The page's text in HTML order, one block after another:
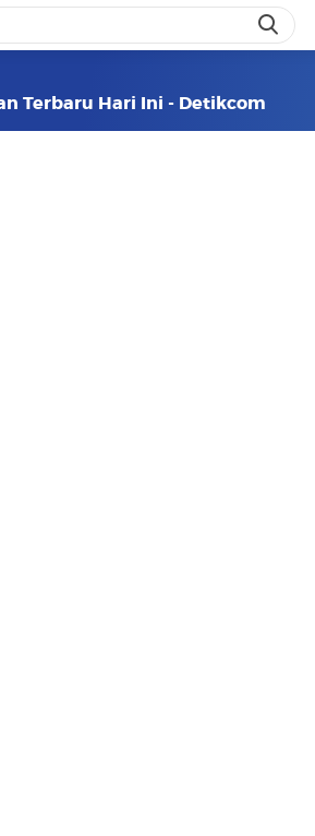
Terbaru Hari Ini - Detikcom